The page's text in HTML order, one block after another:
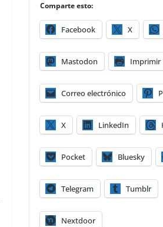
Comparte esto:
Facebook X
Mastodon Imprimir
Correo electrónico
X LinkedIn
Pocket Bluesky
Telegram Tumblr
Nextdoor